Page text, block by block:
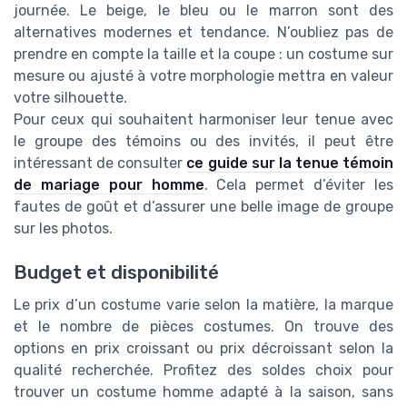
journée. Le beige, le bleu ou le marron sont des
alternatives modernes et tendance. N’oubliez pas de
prendre en compte la taille et la coupe : un costume sur
mesure ou ajusté à votre morphologie mettra en valeur
votre silhouette.
Pour ceux qui souhaitent harmoniser leur tenue avec
le groupe des témoins ou des invités, il peut être
intéressant de consulter ce guide sur la tenue témoin
de mariage pour homme. Cela permet d’éviter les
fautes de goût et d’assurer une belle image de groupe
sur les photos.
Budget et disponibilité
Le prix d’un costume varie selon la matière, la marque
et le nombre de pièces costumes. On trouve des
options en prix croissant ou prix décroissant selon la
qualité recherchée. Profitez des soldes choix pour
trouver un costume homme adapté à la saison, sans